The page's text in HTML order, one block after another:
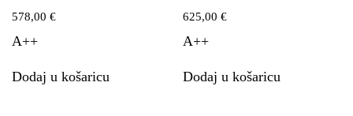
578,00 €
A++
Dodaj u košaricu
625,00€
A++
Dodaj u košaricu